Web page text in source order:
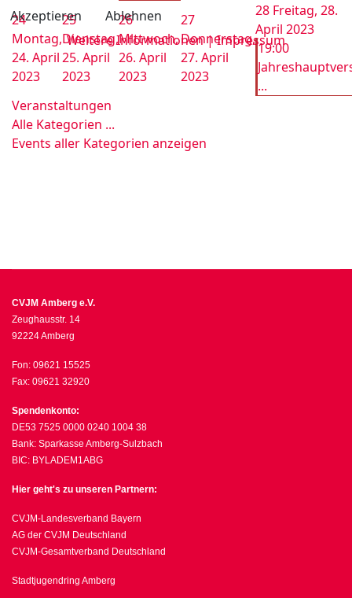
24
Montag,
24. April
2023
25
Dienstag,
25. April
2023
26
Mittwoch,
26. April
2023
27
Donnerstag,
27. April
2023
28 Freitag, 28.
April 2023
19:00
...
Veranstaltungen
Alle Kategorien ...
Events aller Kategorien anzeigen
CVJM Amberg e.V.
Zeughausstr. 14
92224 Amberg
Fon: 09621 15525
Fax: 09621 32920
Spendenkonto:
DE53 7525 0000 0240 1004 38
Bank: Sparkasse Amberg-Sulzbach
BIC: BYLADEM1ABG
Hier geht's zu unseren Partnern:
CVJM-Landesverband Bayern
AG der CVJM Deutschland
CVJM-Gesamtverband Deutschland
Stadtjugendring Amberg
Akzeptieren
Ablehnen
Weitere Informationen|Impressum